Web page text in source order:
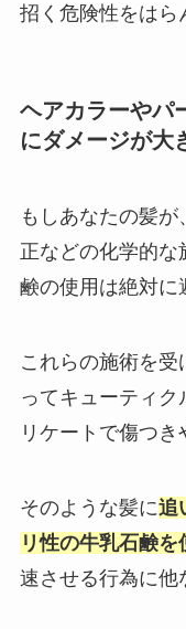
招く危険性をはら
ヘアカラーやパ
にダメージが大
もしあなたの髪
正などの化学的な
鹸の使用は絶対に
これらの施術を受
ってキューティ
リケートで傷つき
そのような髪に追
リ性の牛乳石鹸を
速させる行為に他